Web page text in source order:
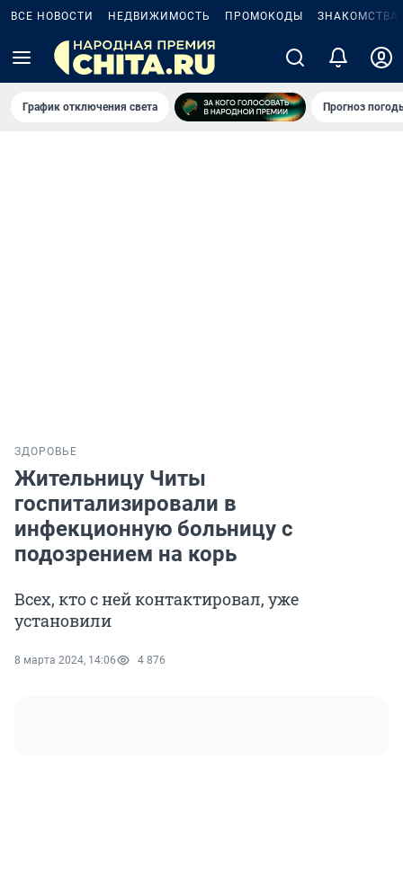
ВСЕ НОВОСТИ НЕДВИЖИМОСТЬ ПРОМОКОДЫ ЗНАКОМСТВА
График отключения света Прогноз
ЗДОРОВЬЕ
Жительницу Читы
госпитализировали в
инфекционную больницу с
подозрением на корь
Всех, кто с ней контактировал, уже
установили
8 марта 2024, 14:06 4 876